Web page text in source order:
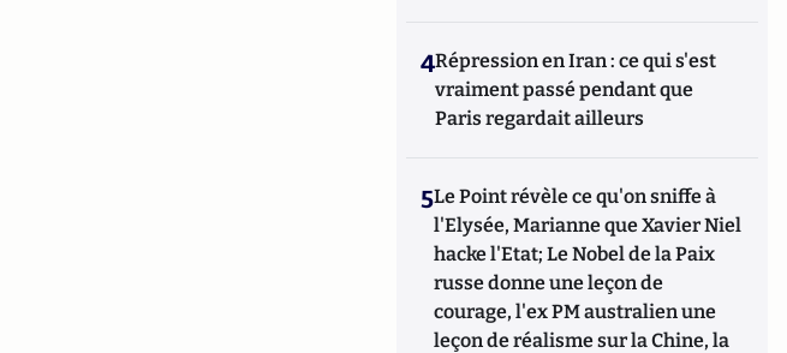
4Répression en Iran : ce qui s'est
vraiment passé pendant que
Paris regardait ailleurs
5Le Point révèle ce qu'on sniffe à
l'Elysée, Marianne que Xavier Niel
hacke l'Etat; Le Nobel de la Paix
russe donne une leçon de
courage, l'ex PM australien une
leçon de réalisme sur la Chine, la